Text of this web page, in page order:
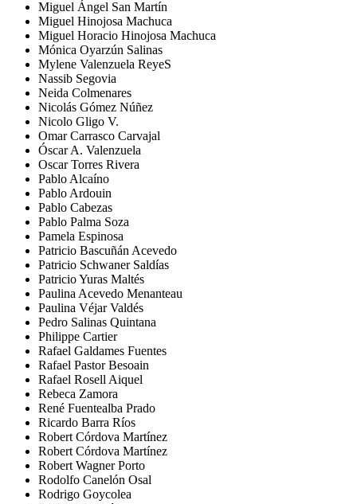
Miguel Ángel San Martín
Miguel Hinojosa Machuca
Miguel Horacio Hinojosa Machuca
Mónica Oyarzún Salinas
Mylene Valenzuela ReyeS
Nassib Segovia
Neida Colmenares
Nicolás Gómez Núñez
Nicolo Gligo V.
Omar Carrasco Carvajal
Óscar A. Valenzuela
Oscar Torres Rivera
Pablo Alcaíno
Pablo Ardouin
Pablo Cabezas
Pablo Palma Soza
Pamela Espinosa
Patricio Bascuñán Acevedo
Patricio Schwaner Saldías
Patricio Yuras Maltés
Paulina Acevedo Menanteau
Paulina Véjar Valdés
Pedro Salinas Quintana
Philippe Cartier
Rafael Galdames Fuentes
Rafael Pastor Besoain
Rafael Rosell Aiquel
Rebeca Zamora
René Fuentealba Prado
Ricardo Barra Ríos
Robert Córdova Martínez
Robert Córdova Martínez
Robert Wagner Porto
Rodolfo Canelón Osal
Rodrigo Goycolea